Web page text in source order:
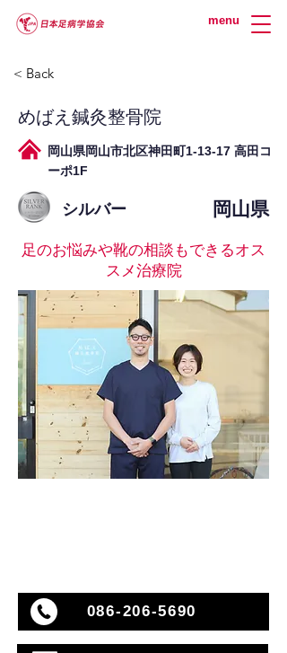
menu
< Back
めばえ鍼灸整骨院
岡山県岡山市北区神田町1-13-17 高田コ
ーポ1F
シルバー 岡山県
足のお悩みや靴の相談もできるオス
スメ治療院
086-206-5690